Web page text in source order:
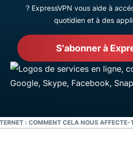
? ExpressVPN vous aide à
quotidien et à des
S'abonner à
: COMMENT CELA NOUS AFFECTE-